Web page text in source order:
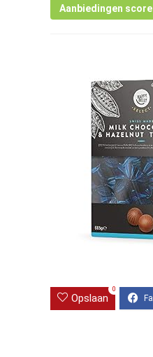
Aanbiedingen score
Opslaan
0